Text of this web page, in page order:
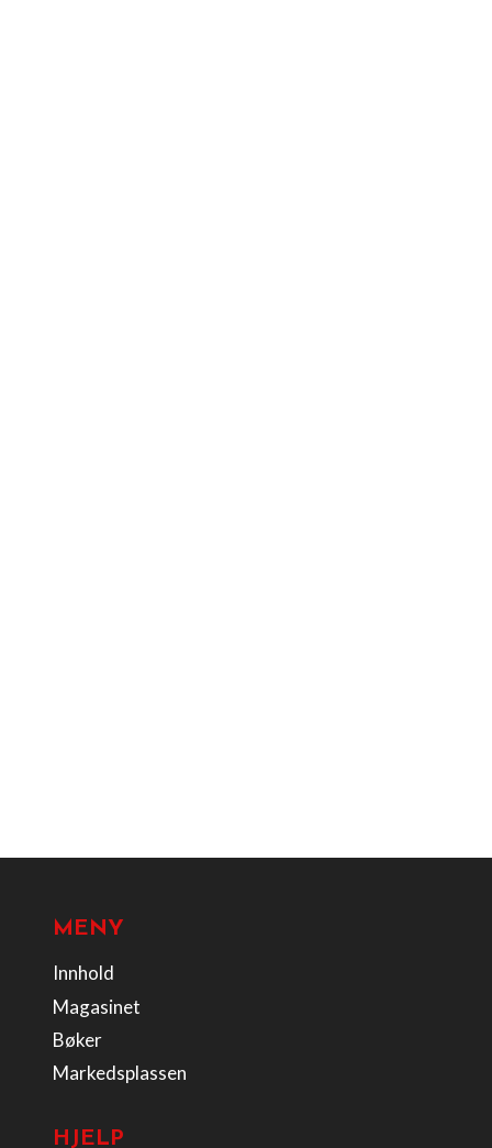
MENY
Innhold
Magasinet
Bøker
Markedsplassen
HJELP